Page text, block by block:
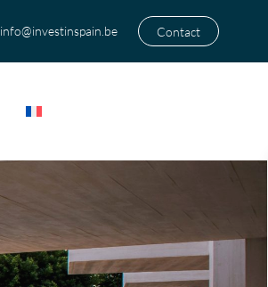
info@investinspain.be Contact